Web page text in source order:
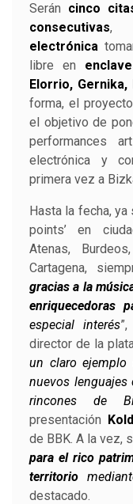
Serán cinco
consecutivas,
electrónica
libre en
Elorrio,
forma, el
el objetivo de
performances
electrónica y
primera vez a
Hasta la fecha, ya
points’ en
Atenas,
Cartagena,
gracias a la
enriquecedoras
especial interés
director de la
un claro ejemplo
nuevos lenguajes
rincones de
presentación
de BBK. A la vez,
para el rico
territorio
destacado.